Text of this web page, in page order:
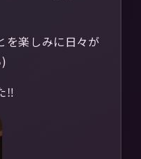
を楽しみに日々が
‼︎